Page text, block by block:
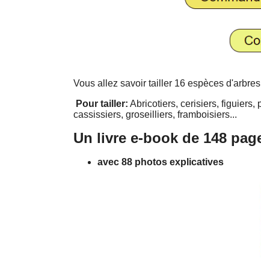
Vous allez savoir tailler 16 espèces
Pour tailler: Abricotiers, cerisiers, figuiers,
cassissiers, groseilliers, framboisiers...
Un livre e-book de 148
avec 88 photos explicatives